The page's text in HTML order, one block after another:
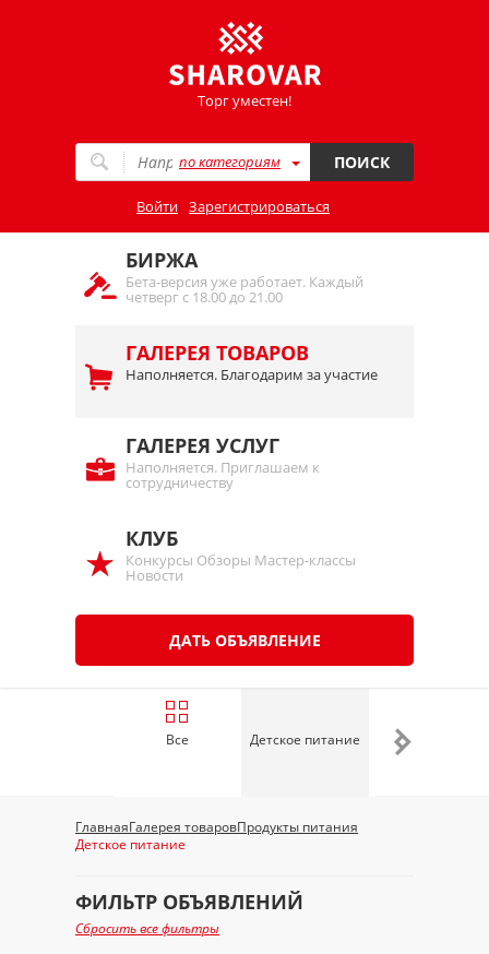
Торг уместен!
по категориям ПОИСК
Войти Зарегистрироваться
БИРЖА
Бета-версия уже работает. Каждый
четверг с 18.00 до 21.00
ГАЛЕРЕЯ ТОВАРОВ
Наполняется. Благодарим за участие
ГАЛЕРЕЯ УСЛУГ
Наполняется. Приглашаем к
сотрудничеству
КЛУБ
Конкурсы Обзоры Мастер-классы
Новости
ДАТЬ ОБЪЯВЛЕНИЕ
Все Детское питание
Кофе, чай,
ГлавнаяГалерея товаровПродукты питания
Детское питание
ФИЛЬТР ОБЪЯВЛЕНИЙ
Сбросить все фильтры